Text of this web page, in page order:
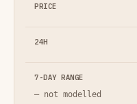
— not modelled